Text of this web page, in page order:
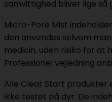
samvittighed bliver lige så
Micro-Pore Mist
den anvendes selvom
medicin, uden risiko for at
Professionel vejledning
Alle Clear Start produkter
ikke testet på dyr. De